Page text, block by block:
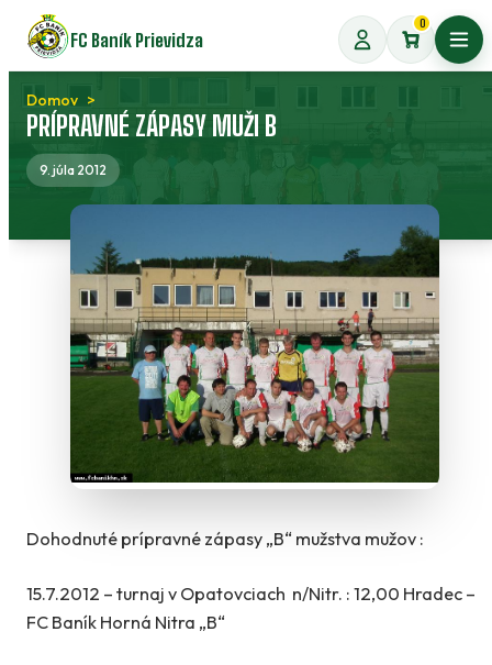
Preskočiť
na
obsah
FC Baník Prievidza
0
Domov
PRÍPRAVNÉ ZÁPASY MUŽI B
9. júla 2012
Dohodnuté prípravné zápasy „B“ mužstva mužov :
15.7.2012 – turnaj v Opatovciach n/Nitr. : 12,00 Hradec –
FC Baník Horná Nitra „B“